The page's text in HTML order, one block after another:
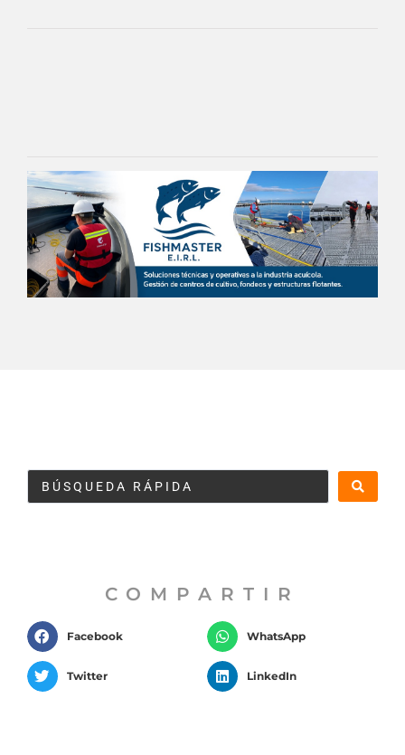
FICHA TÉCNICA
Conoce más sobre esta empresa visitando su
ficha técnica.
Ver aquí
COMPARTIR
Facebook WhatsApp
Twitter LinkedIn